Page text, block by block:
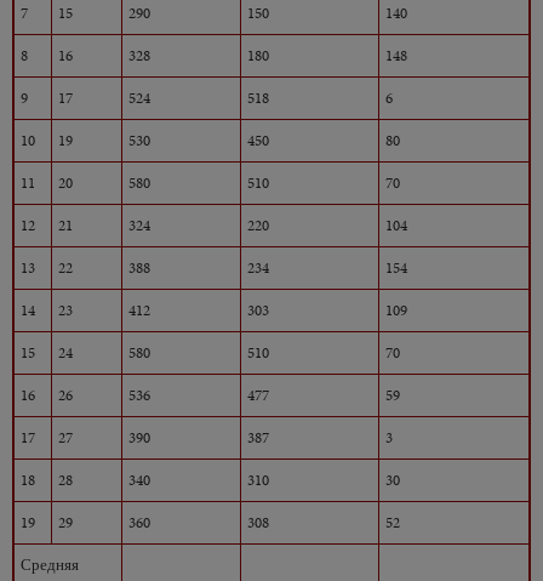
7
15 290 150
140
8
16 328 180
148
9
17 524 518
6
10
19 530 450
80
11
20 580 510
70
12
21 324 220
104
13
22 388 234
154
14
23 412 303
109
15
24 580 510
70
16
26 536 477
59
17
27 390 387
3
18
28 340 310
30
19
29 360 308
52
Средняя